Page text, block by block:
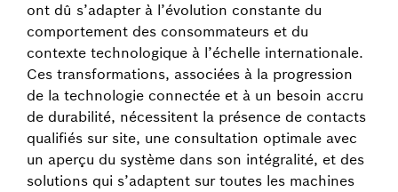
ont dû s’adapter à l’évolution constante du
comportement des consommateurs et du
contexte technologique à l’échelle internationale.
Ces transformations, associées à la progression
de la technologie connectée et à un besoin accru
de durabilité, nécessitent la présence de contacts
qualifiés sur site, une consultation optimale avec
un aperçu du système dans son intégralité, et des
solutions qui s’adaptent sur toutes les machines